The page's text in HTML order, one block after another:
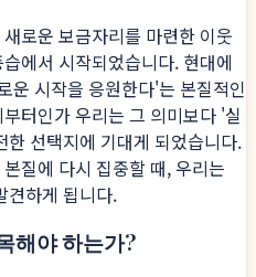
로운 보금자리를 마련한 이웃
에서 시작되었습니다. 현대에
운 시작을 응원한다'는 본질적인
터인가 우리는 그 의미보다 '실
선택지에 기대게 되었습니다.
질에 다시 집중할 때, 우리는
견하게 됩니다.
해야 하는가?